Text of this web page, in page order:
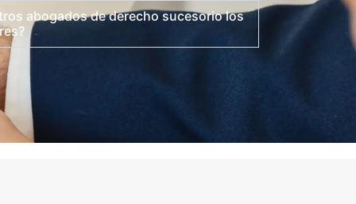
abogados de derecho sucesorio los